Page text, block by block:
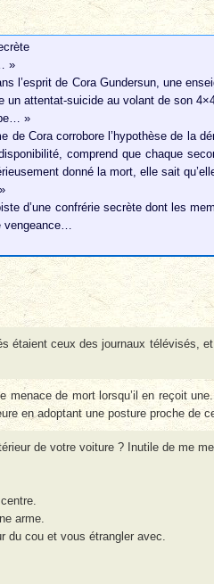
»
l’esprit de Cora Gundersun, une
un attentat-suicide au volant de son
»
de Cora corrobore l’hypothèse de la
comprend que chaque
donné la mort, elle sait
d’une confrérie secrète dont les
vengeance…
étaient ceux des journaux télévisés,
menace de mort lorsqu’il en reçoit
en adoptant une posture proche de
de votre voiture ? Inutile de me
arme.
du cou et vous étrangler avec.